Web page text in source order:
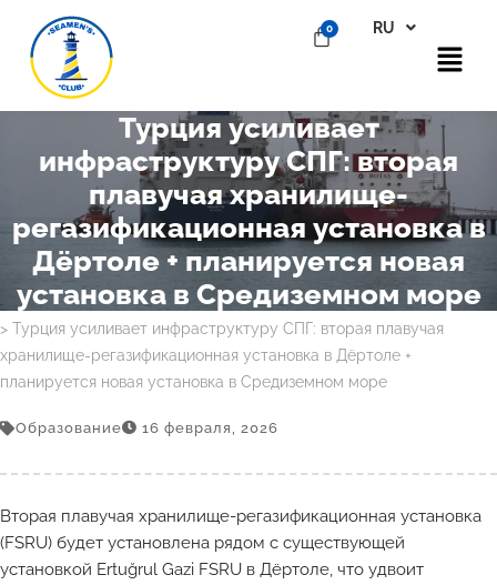
RU
EN
Турция усиливает
инфраструктуру СПГ: вторая
плавучая хранилище-
регазификационная установка в
Дёртоле + планируется новая
установка в Средиземном море
Главная >Блог>Образование
> Турция усиливает инфраструктуру СПГ: вторая плавучая
хранилище-регазификационная установка в Дёртоле +
планируется новая установка в Средиземном море
Образование 16 февраля, 2026
Вторая плавучая хранилище-регазификационная установка
(FSRU) будет установлена рядом с существующей
установкой Ertuğrul Gazi FSRU в Дёртоле, что удвоит